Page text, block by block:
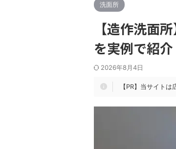
洗面所
【造作洗面
を実例で紹介
2026年8月4日
【PR】当サイトは